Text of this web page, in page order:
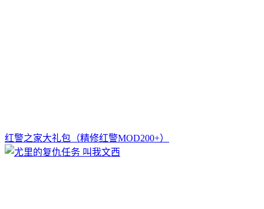
红警之家大礼包（精修红警MOD200+）